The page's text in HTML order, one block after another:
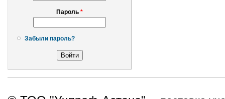
Пароль *
Забыли пароль?